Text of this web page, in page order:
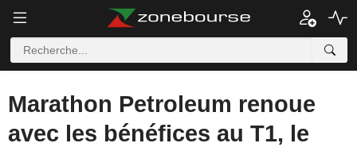
Marathon Petroleum renoue
avec les bénéfices au T1, le